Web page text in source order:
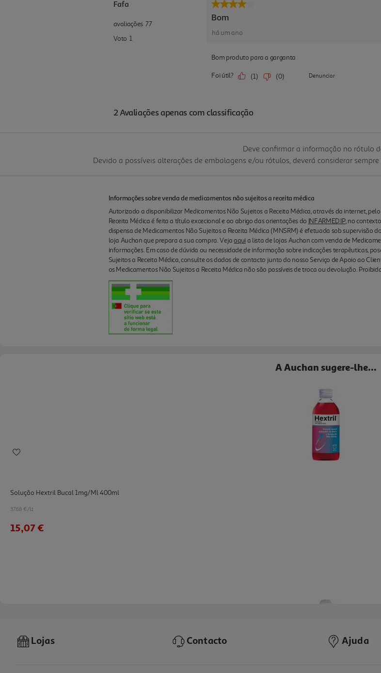
Deve confirmar a informação no rótulo
Devido a possíveis alterações de embalagens e/ou rótulos, deverá considerar
Informações sobre venda de medicamentos não sujeitos a receita médica
Autorizado a disponibilizar Medicamentos Não Sujeitos a Receita Médica, através da internet,
Receita Médica é feita a título excecional e ao abrigo das orientações do INFARMED IP, no
dispensa de Medicamentos Não Sujeitos a Receita Médica (MNSRM) é efetuada sob supervisão
loja Auchan que prepara a sua compra. Vejaaquia lista de lojas Auchan com venda de
informações. Em caso de dúvida ou necessidade de informação sobre indicações terapêuticas,
Sujeitos a Receita Médica, consulte os dados de contacto junto do nosso Serviço de Apoio ao
os Medicamentos Não Sujeitos a Receita Médica não são passíveis de troca ou devolução.
A Auchan sugere-lhe...
Solução Hextril Bucal 1mg/ml 400ml
37.68 €/Lt
15,07 €
Lojas Contacto Ajuda